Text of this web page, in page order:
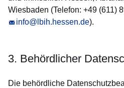
Wiesbaden (Telefon: +49 (611)
info@lbih.hessen.de).
3. Behördlicher
Die behördliche